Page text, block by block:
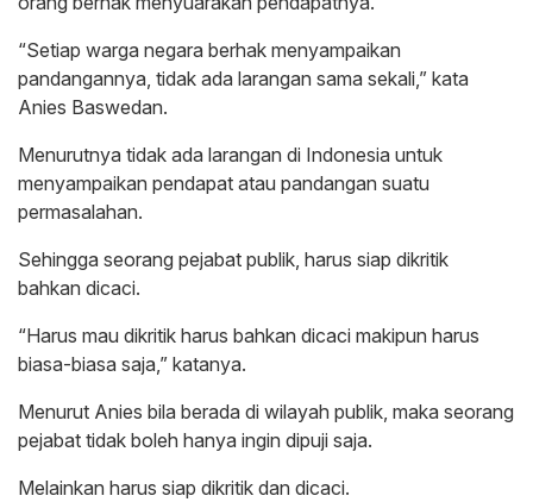
“Setiap warga negara berhak menyampaikan
pandangannya, tidak ada larangan sama sekali,” kata
Anies Baswedan.
Menurutnya tidak ada larangan di Indonesia untuk
menyampaikan pendapat atau pandangan suatu
permasalahan.
Sehingga seorang pejabat publik, harus siap dikritik
bahkan dicaci.
“Harus mau dikritik harus bahkan dicaci makipun harus
biasa-biasa saja,” katanya.
Menurut Anies bila berada di wilayah publik, maka seorang
pejabat tidak boleh hanya ingin dipuji saja.
Melainkan harus siap dikritik dan dicaci.